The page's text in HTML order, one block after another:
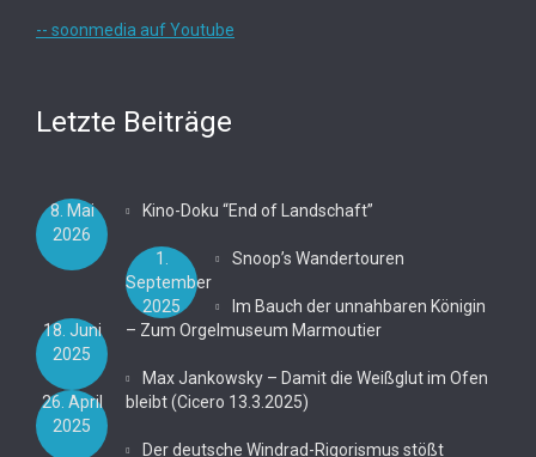
-- soonmedia auf Youtube
Letzte Beiträge
Kino-Doku “End of Landschaft”
8. Mai
2026
Snoop’s Wandertouren
1.
September
2025
Im Bauch der unnahbaren Königin
– Zum Orgelmuseum Marmoutier
18. Juni
2025
Max Jankowsky – Damit die Weißglut im Ofen
bleibt (Cicero 13.3.2025)
26. April
2025
Der deutsche Windrad-Rigorismus stößt